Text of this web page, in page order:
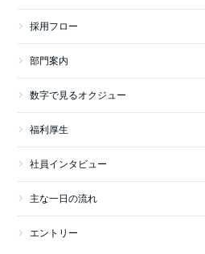
採用フロー
部門案内
数字で見るオクジュー
福利厚生
社員インタビュー
主な一日の流れ
エントリー